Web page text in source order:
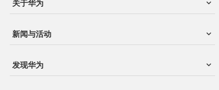
关于华为
新闻与活动
发现华为